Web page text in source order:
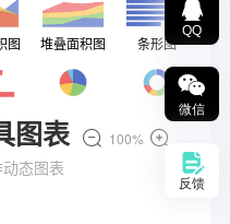
QQ
微信
反馈